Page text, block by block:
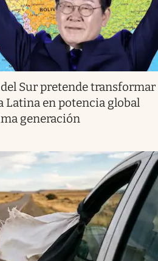
del Sur pretende transformar
Latina en potencia global
generación